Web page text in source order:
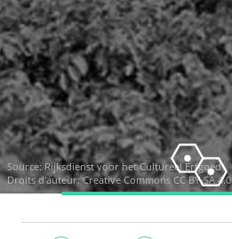
Source: Rijksdienst voor het Cultureel Erfgoed
Droits d'auteur:Creative Commons CC BY-SA 4.0